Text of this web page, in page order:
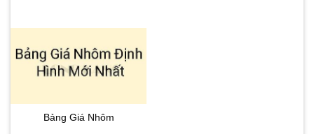
Bảng Giá Nhôm